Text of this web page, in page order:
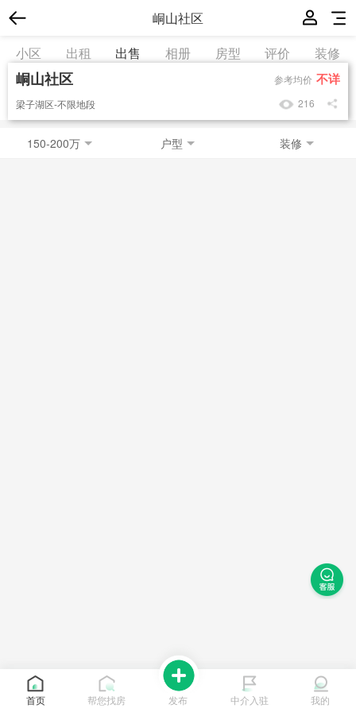
峒山社区
小区
出租 出售 相册 房型 评价 装修
参考均价 不详
峒山社区
216
梁子湖区-不限地段
150-200万 户型 装修
首页 帮您找房 发布 中介入驻 我的